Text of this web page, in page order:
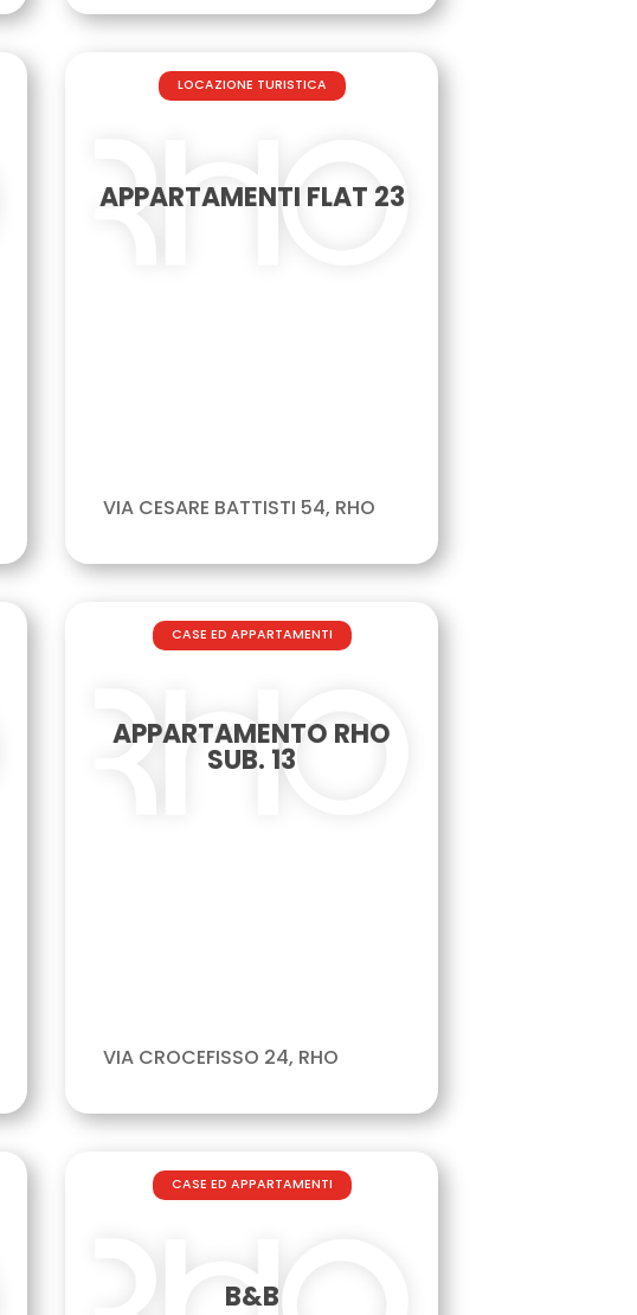
LOCAZIONE TURISTICA
APPARTAMENTI FLAT 23
VIA CESARE BATTISTI 54, RHO
CASE ED APPARTAMENTI
APPARTAMENTO RHO
SUB. 13
VIA CROCEFISSO 24, RHO
CASE ED APPARTAMENTI
B&B